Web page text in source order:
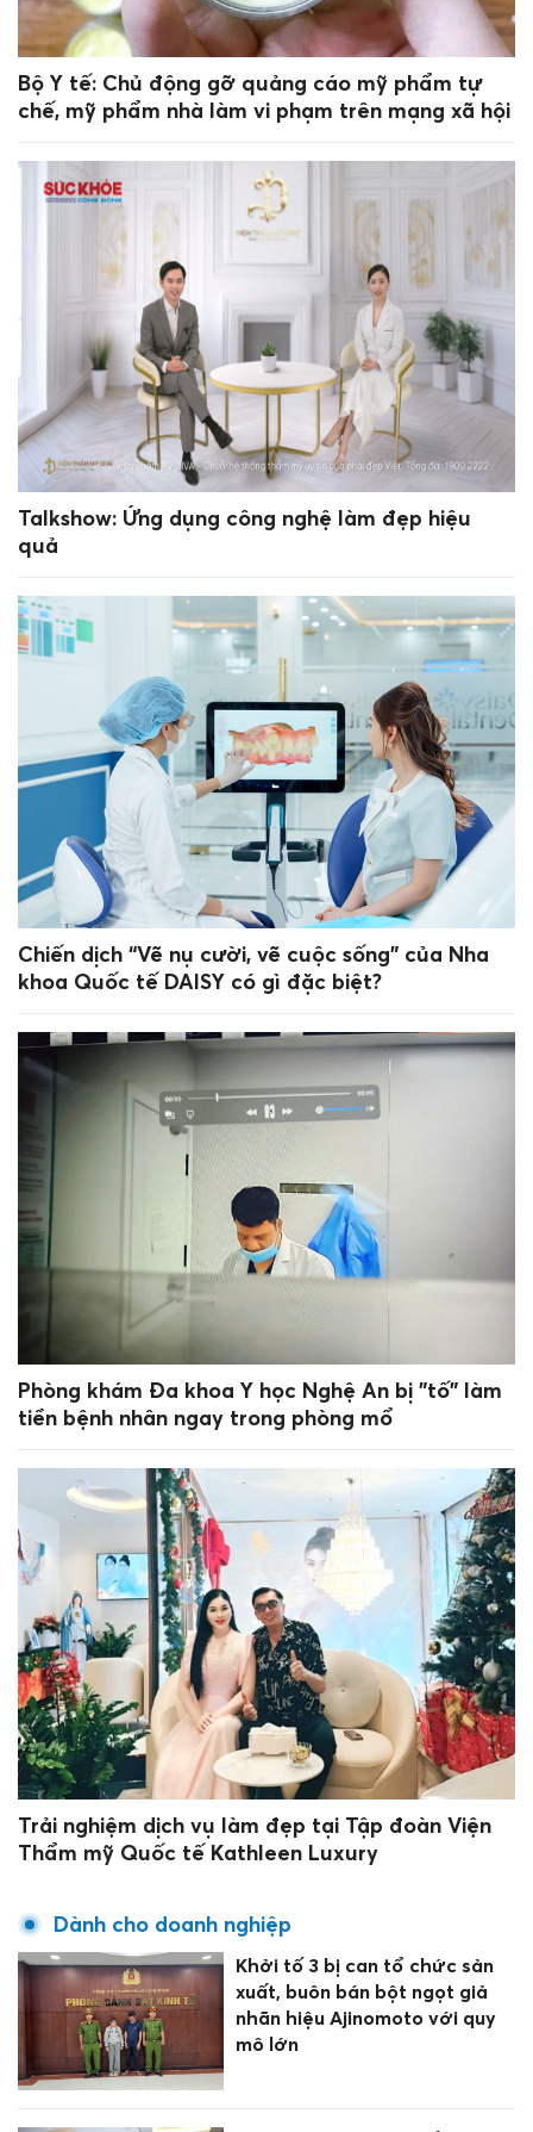
Bộ Y tế: Chủ động gỡ quảng cáo mỹ phẩm tự
chế, mỹ phẩm nhà làm vi phạm trên mạng xã hội
Talkshow: Ứng dụng công nghệ làm đẹp hiệu
quả
Chiến dịch “Vẽ nụ cười, vẽ cuộc sống” của Nha
khoa Quốc tế DAISY có gì đặc biệt?
Phòng khám Đa khoa Y học Nghệ An bị "tố" làm
tiền bệnh nhân ngay trong phòng mổ
Trải nghiệm dịch vụ làm đẹp tại Tập đoàn Viện
Thẩm mỹ Quốc tế Kathleen Luxury
Dành cho doanh nghiệp
Khởi tố 3 bị can tổ chức sản
xuất, buôn bán bột ngọt giả
nhãn hiệu Ajinomoto với quy
mô lớn